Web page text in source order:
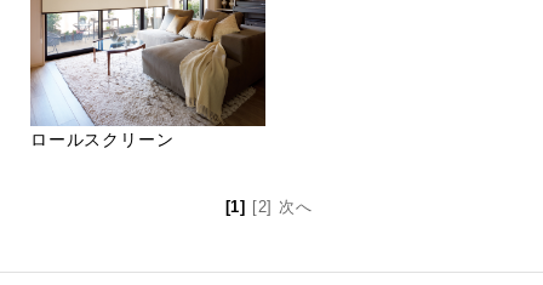
ロールスクリーン
[1] [2] 次へ